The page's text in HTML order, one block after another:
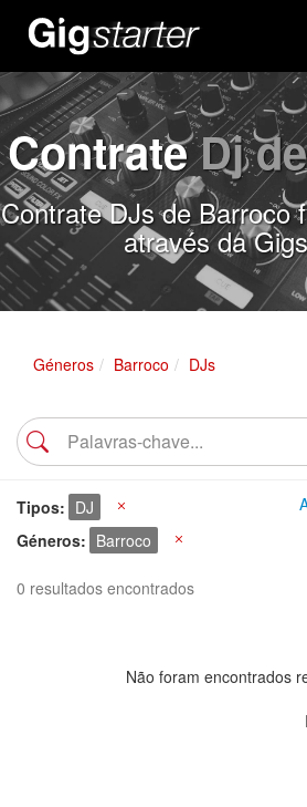
ContrateDj
Contrate DJs de Barroco
através da
Géneros Barroco DJs
Tipos DJ
Géneros
Barroco
0 resultados encontrados
Não foram encontrados